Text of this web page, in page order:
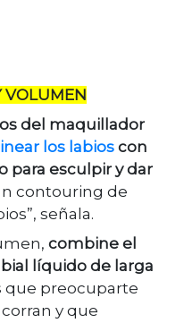
VOLUMEN
del maquillador
los labioscon
para esculpir y dar
contouring de
señala.
combine el
líquido de larga
que preocuparte
y que